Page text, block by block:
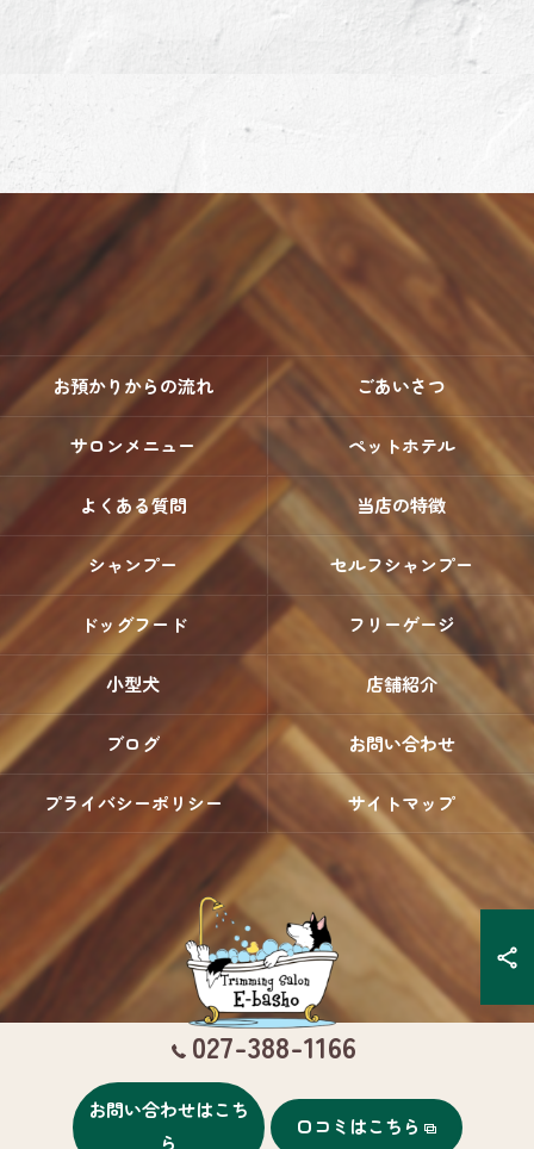
027-388-1166
お問い合わせはこち
ら
口コミはこちら
お預かりからの流れ ごあいさつ
サロンメニュー ペットホテル
よくある質問 当店の特徴
シャンプー セルフシャンプー
ドッグフード フリーゲージ
小型犬 店舗紹介
ブログ お問い合わせ
プライバシーポリシー サイトマップ
© 2026 群馬県高崎のトリミングならTrimming Salon E-basho ALL RIGHTS